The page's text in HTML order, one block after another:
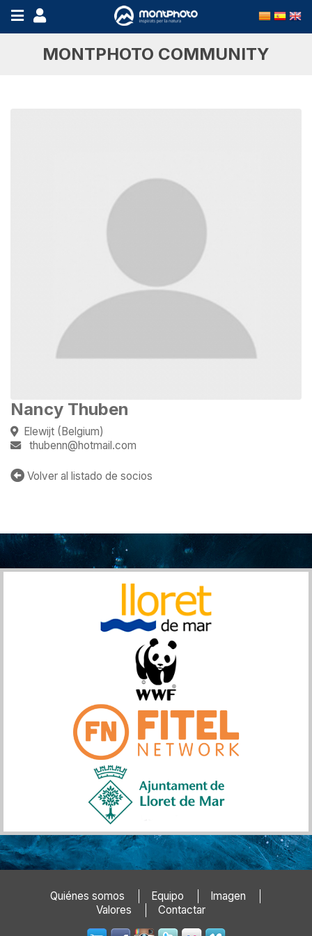
MONTPHOTO COMMUNITY
Nancy Thuben
Elewijt (Belgium)
thubenn@hotmail.com
Volver al listado de socios
Quiénes somos Equipo
Imagen
Valores
Contactar